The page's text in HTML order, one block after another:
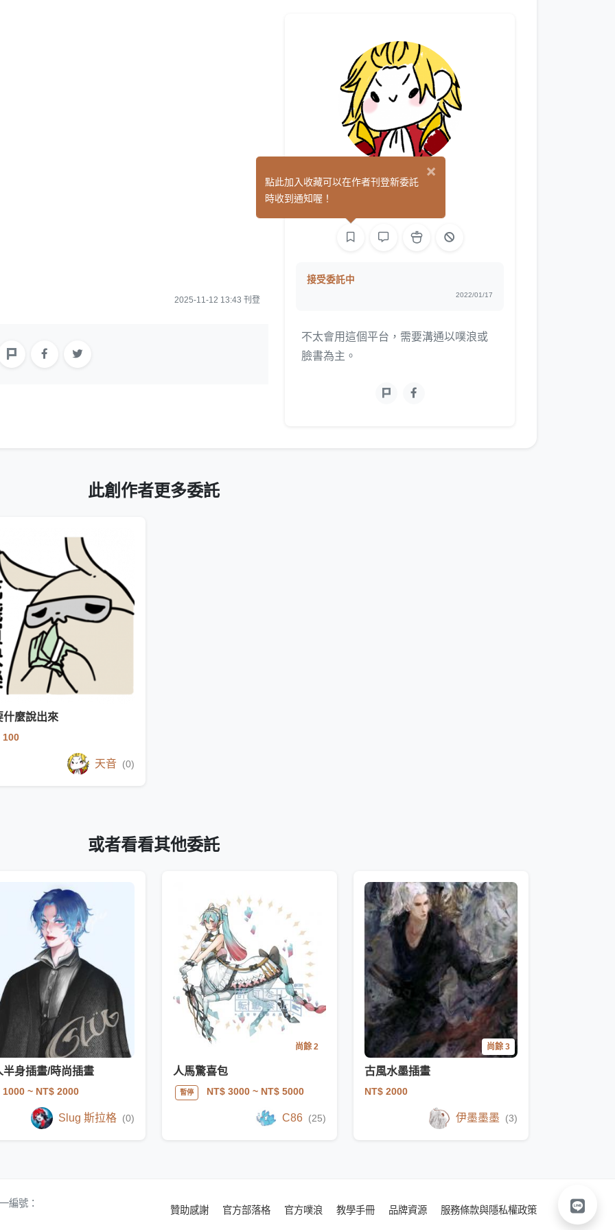
2025-11-12 13:43 刊登
天音 (0)
接受委託中
2022/01/17
不太會用這個平台，需要溝通以噗浪或
臉書為主。
此創作者更多委託
什麼說出來
100
天音 (0)
或者看看其他委託
半身插畫/時尚插畫
1000 ~ NT$ 2000
Slug 斯拉格 (0)
尚餘 2
人馬驚喜包
暫停 NT$ 3000~ NT$ 5000
C86 (25)
尚餘 3
古風水墨插畫
NT$ 2000
伊墨墨墨 (3)
編號：
贊助感謝 官方部落格 官方噗浪 教學手冊 品牌資源 服務條款與隱私權政策
×
點此加入收藏可以在作者刊登新委託
時收到通知喔！